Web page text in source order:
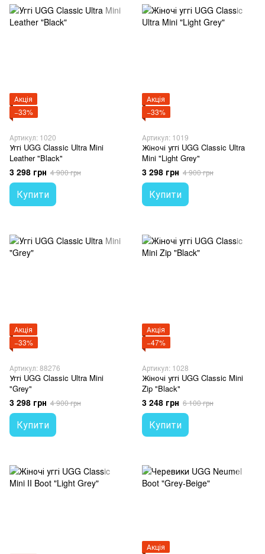
Акція
−33%
Артикул: 1020
Уггі UGG Classic Ultra Mini
Leather "Black"
3 298 грн 4 900 грн
Купити
Акція
−33%
Артикул: 1019
Жіночі уггі UGG Classic Ultra
Mini "Light Grey"
3 298 грн 4 900 грн
Купити
Акція
−33%
Артикул: 88276
Уггі UGG Classic Ultra Mini
"Grey"
3 298 грн 4 900 грн
Купити
Акція
−47%
Артикул: 1028
Жіночі уггі UGG Classic Mini
Zip "Black"
3 248 грн 6 100 грн
Купити
Акція